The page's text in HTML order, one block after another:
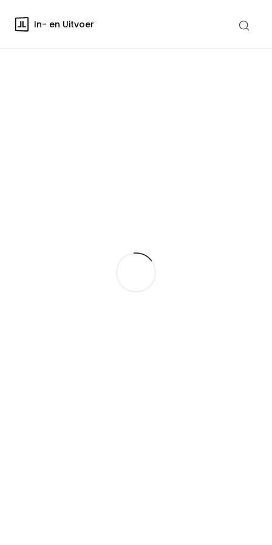
In- en Uitvoer